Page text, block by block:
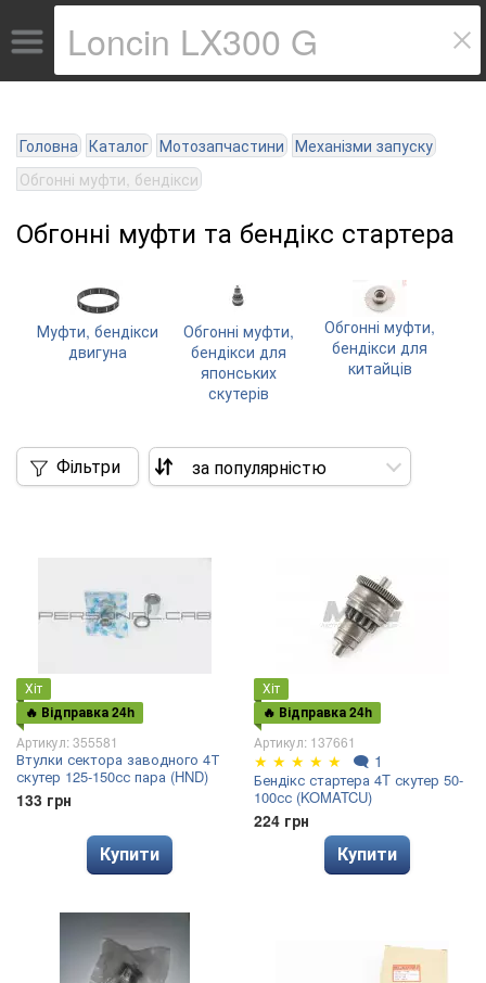
Головна Каталог Мотозапчастини Механізми запуску
Обгонні муфти, бендікси
Обгонні муфти та бендікс стартера
Муфти, бендікси
двигуна
Обгонні муфти,
бендікси для
японських
скутерів
Обгонні муфти,
бендікси для
китайців
Фільтри
Хіт
🔥 Відправка 24h
Артикул: 355581
Втулки сектора заводного 4Т
скутер 125-150сс пара (HND)
133 грн
Купити
Хіт
🔥 Відправка 24h
Артикул: 137661
★ ★ ★ ★ ★ 🗨 1
Бендікс стартера 4T скутер 50-
100сс (KOMATCU)
224 грн
Купити